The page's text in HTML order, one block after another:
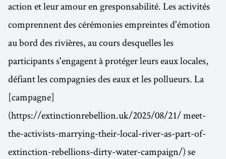
action et leur amour en gresponsabilité. Les activités
comprennent des cérémonies empreintes d'émotion
au bord des rivières, au cours desquelles les
participants s'engagent à protéger leurs eaux locales,
défiant les compagnies des eaux et les pollueurs. La
[campagne]
(https://extinctionrebellion.uk/2025/08/21/ meet-
the-activists-marrying-their-local-river-as-part-of-
extinction-rebellions-dirty-water-campaign/) se